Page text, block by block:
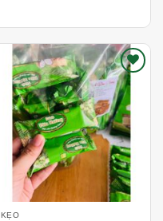
Thích
KẸO